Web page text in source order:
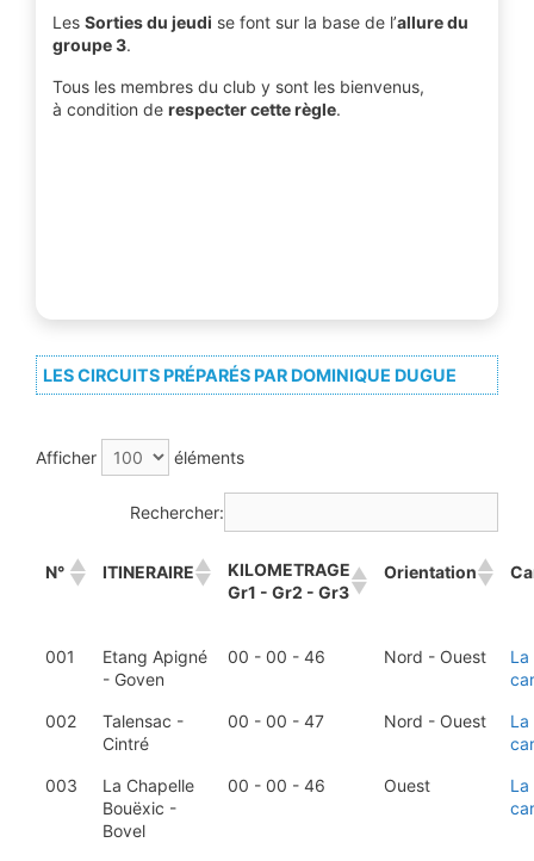
Les Sorties du jeudi se font sur la base de l’allure du
groupe 3.
Tous les membres du club y sont les bienvenus,
à condition de respecter cette règle.
LES CIRCUITS PRÉPARÉS PAR DOMINIQUE DUGUE
Afficher éléments
Rechercher:
N° ITINERAIRE
KILOMETRAGE
Gr1 - Gr2 - Gr3
Orientation
001
Etang Apigné
- Goven
00 - 00 - 46 Nord - Ouest
La
002
Talensac -
Cintré
00 - 00 - 47 Nord - Ouest
La
003
La Chapelle
Bouëxic -
Bovel
00 - 00 - 46 Ouest
La